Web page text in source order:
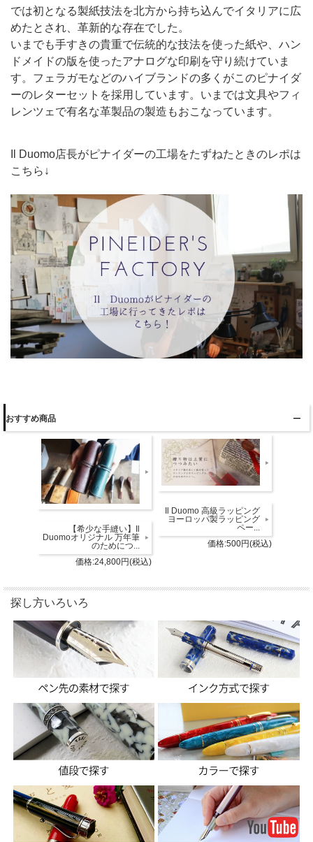
では初となる製紙技法を北方から持ち込んでイタリアに広
めたとされ、革新的な存在でした。
いまでも手すきの貴重で伝統的な技法を使った紙や、ハン
ドメイドの版を使ったアナログな印刷を守り続けていま
す。フェラガモなどのハイブランドの多くがこのピナイダ
ーのレターセットを採用しています。いまでは文具やフィ
レンツェで有名な革製品の製造もおこなっています。
Il Duomo店長がピナイダーの工場をたずねたときのレポは
こちら↓
おすすめ商品
【希少な手縫い】Il
Duomoオリジナル 万年筆
のためにつ...
価格:24,800円(税込)
Il Duomo 高級ラッピング
ヨーロッパ製ラッピング
ペー...
価格:500円(税込)
探し方いろいろ